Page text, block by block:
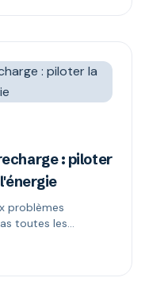
: piloter
problèmes
toutes les
MID et schémas